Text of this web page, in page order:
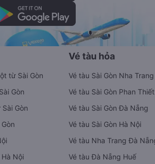
từ Sài Gòn
Gòn
Gòn
Nội
Vé tàu hỏa
Vé tàu Sài Gòn Nha Trang
Vé tàu Sài Gòn Phan Thiết
Vé tàu Sài Gòn Đà Nẵng
Vé tàu Sài Gòn Hà Nội
Vé tàu Nha Trang Đà
Vé tàu Đà Nẵng Huế